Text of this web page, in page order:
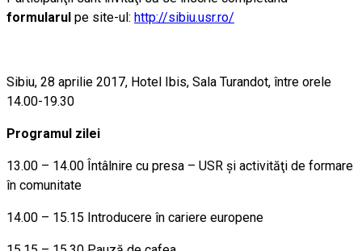
formularul pe site-ul: http://sibiu.usr.ro/
Sibiu, 28 aprilie 2017, Hotel Ibis, Sala Turandot, între orele
14.00-19.30
Programul zilei
13.00 – 14.00 Întâlnire cu presa – USR şi activităţi de formare
în comunitate
14.00 – 15.15 Introducere în cariere europene